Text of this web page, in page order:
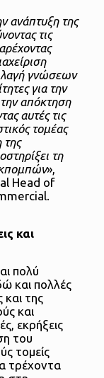
ανάπτυξη της
τις
γνώσεων
για την
απόκτηση
αυτές τις
τομέας
της
τη
»,
Head of
και
πολύ
και πολλές
και της
και
εκρήξεις
του
τομείς
τρέχοντα